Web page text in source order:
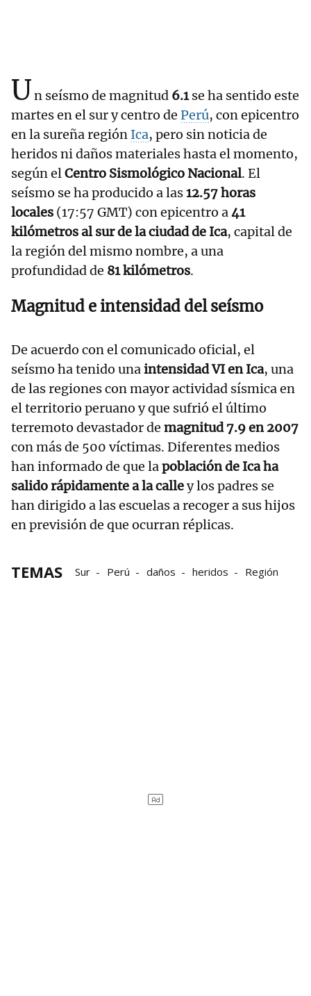
Un seísmo de magnitud 6.1se ha sentido este
martes en el sur y centro de Perú, con epicentro
en la sureña región Ica, pero sin noticia de
heridos ni daños materiales hasta el momento,
según elCentro Sismológico Nacional. El
seísmo se ha producido a las12.57 horas
locales (17:57 GMT) con epicentro a41
kilómetros al sur de la ciudad de Ica, capital de
la región del mismo nombre, a una
profundidad de 81 kilómetros.
Magnitud e intensidad del seísmo
De acuerdo con el comunicado oficial, el
seísmo ha tenido unaintensidad VI en Ica, una
de las regiones con mayor actividad sísmica en
el territorio peruano y que sufrió el último
terremoto devastador de magnitud 7.9 en 2007
con más de 500 víctimas. Diferentes medios
han informado de que lapoblación de Ica ha
salido rápidamente a la calley los padres se
han dirigido a las escuelas a recoger a sus hijos
en previsión de que ocurran réplicas.
TEMAS Sur Perú daños heridos Región